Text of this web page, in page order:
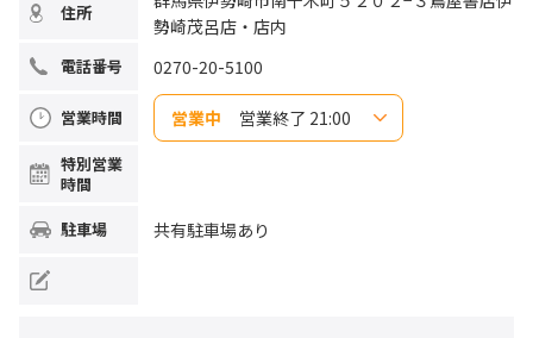
住所
勢崎茂呂店・店内
電話番号 0270-20-5100
営業時間 営業中 営業終了 21:00
木曜日
金曜日
特別営業
時間
駐車場 共有駐車場あり